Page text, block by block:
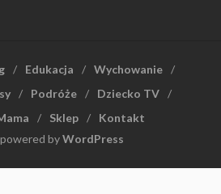
Edukacja
Wychowanie
Podróże
Dziecko TV
Sklep
Kontakt
byWordPress